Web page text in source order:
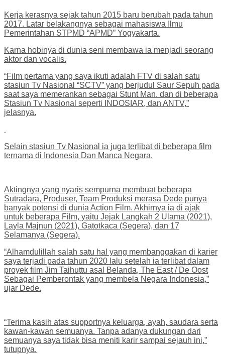
Kerja kerasnya sejak tahun 2015 baru berubah pada tahun
2017. Latar belakangnya sebagai mahasiswa Ilmu
Pemerintahan STPMD “APMD” Yogyakarta.
Karna hobinya di dunia seni membawa ia menjadi seorang
aktor dan vocalis.
“Film pertama yang saya ikuti adalah FTV di salah satu
stasiun Tv Nasional “SCTV” yang berjudul Saur Sepuh pada
saat saya memerankan sebagai Stunt Man. dan di beberapa
Stasiun Tv Nasional seperti INDOSIAR, dan ANTV,”
jelasnya.
Selain stasiun Tv Nasional ia juga terlibat di beberapa film
ternama di Indonesia Dan Manca Negara.
Aktingnya yang nyaris sempurna membuat beberapa
Sutradara, Produser, Team Produksi merasa Dede punya
banyak potensi di dunia Action Film. Akhirnya ia di ajak
untuk beberapa Film, yaitu Jejak Langkah 2 Ulama (2021),
Layla Majnun (2021), Gatotkaca (Segera), dan 17
Selamanya (Segera).
“Alhamdulillah salah satu hal yang membanggakan di karier
saya terjadi pada tahun 2020 lalu setelah ia terlibat dalam
proyek film Jim Taihuttu asal Belanda, The East / De Oost
Sebagai Pemberontak yang membela Negara Indonesia,”
ujar Dede.
“Terima kasih atas supportnya keluarga, ayah, saudara serta
kawan-kawan semuanya. Tanpa adanya dukungan dari
semuanya saya tidak bisa meniti karir sampai sejauh ini,”
tutupnya.